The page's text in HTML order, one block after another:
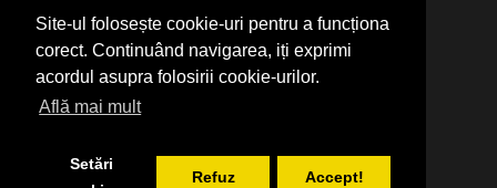
Site-ul folosește cookie-uri pentru a funcționa
corect. Continuând navigarea, iți exprimi
acordul asupra folosirii cookie-urilor.
Află mai mult
Setări
Refuz Accept!